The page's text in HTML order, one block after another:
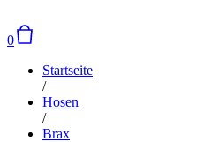
0
Startseite
/
Hosen
/
Brax